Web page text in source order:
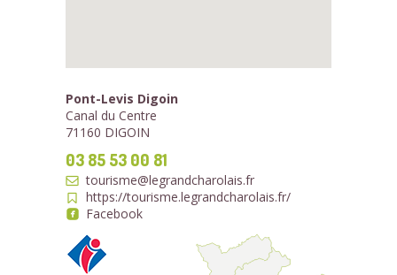
Pont-Levis Digoin
Canal du Centre
71160 DIGOIN
03 85 53 00 81
tourisme@legrandcharolais.fr
https://tourisme.legrandcharolais.fr/
Facebook